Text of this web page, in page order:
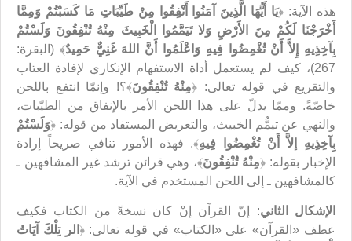
هذه الآية: ﴿يَا أَيُّهَا الَّذِينَ آمَنُوا أَنْفِقُوا مِنْ طَيِّبَاتِ مَا كَسَبْتُمْ وَمِمَّا
أَخْرَجْنَا لَكُمْ مِنَ الأَرْضِ وَلا تَيَمَّمُوا الْخَبِيثَ مِنْهُ تُنْفِقُونَ وَلَسْتُمْ
بِآخِذِيهِ إِلاَّ أَنْ تُغْمِضُوا فِيهِ وَاعْلَمُوا أَنَّ اللهَ غَنِيٌّ حَمِيدٌ﴾ (البقرة:
267)، كيف لم‌ يستعمل أداة الاستفهام الإنكاري لإفادة العتاب
والتقريع في قوله تعالى: ﴿مِنْهُ تُنْفِقُونَ﴾؟! وإنمّا انتفع باللحن
خاصّةً. وممّا يدلّ على هذا اللحن الأمر بالإنفاق من الطيّبات،
والنهي عن تيمُّم الخبيث، والتعريض المستفاد من قوله: ﴿وَلَسْتُمْ
بِآخِذِيهِ إلاَّ أَنْ تُغْمِضُوا فِيهِ﴾. فهذه الأمور تنافي صريحاً إرادة
الإخبار بقوله: ﴿مِنْهُ تُنْفِقُونَ﴾، وهي قرائن ترشد غير المشافهين ـ
كالمشافهين ـ إلى اللحن المستخدم في الآية.
الإشكال الثاني: إنّ القرآن إنْ كان نسخةً من الكتاب فكيف
عطف «القرآن» على «الكتاب» في قوله تعالى: ﴿ الر تِلْكَ آيَاتُ